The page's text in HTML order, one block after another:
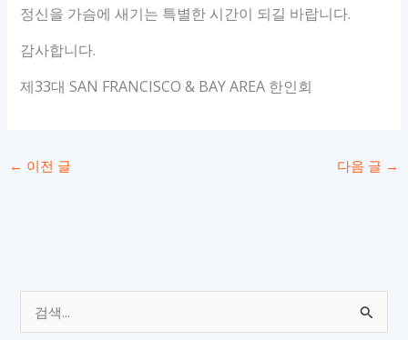
정신을 가슴에 새기는 특별한 시간이 되길 바랍니다.
감사합니다.
제33대 SAN FRANCISCO & BAY AREA 한인회
← 이전 글 다음 글 →
색